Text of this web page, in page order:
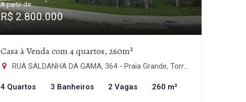
A partir de:
R$ 2.800.000
Casa à Venda com 4 quartos, 260m²
RUA SALDANHA DA GAMA, 364 - Praia Grande, Torres-RS
4 Quartos 3 Banheiros 2 Vagas 260 m²